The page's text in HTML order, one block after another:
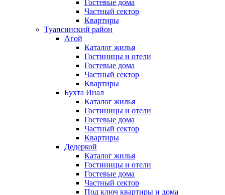
Гостевые дома
Частный сектор
Квартиры
Туапсинский район
Агой
Каталог жилья
Гостиницы и отели
Гостевые дома
Частный сектор
Квартиры
Бухта Инал
Каталог жилья
Гостиницы и отели
Гостевые дома
Частный сектор
Квартиры
Дедеркой
Каталог жилья
Гостиницы и отели
Гостевые дома
Частный сектор
Под ключ квартиры и дома